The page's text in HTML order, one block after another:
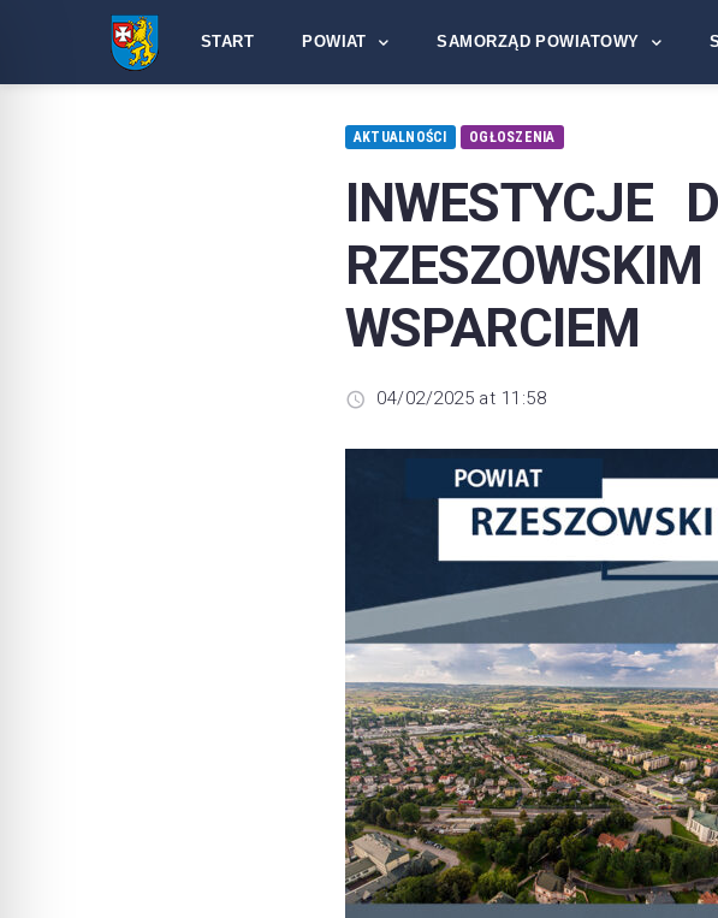
START POWIAT SAMORZĄD POWIATOWY
AKTUALNOŚCI OGŁOSZENIA
INWESTYCJE
WSPARCIEM
04/02/2025 at 11:58